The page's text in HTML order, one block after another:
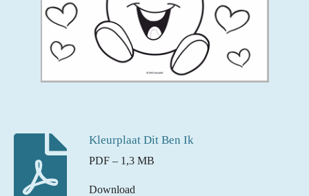
Kleurplaat Dit Ben Ik
PDF – 1,3 MB
Download